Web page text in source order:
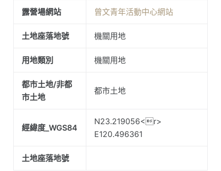
露營場網站 曾文青年活動中心網站
土地座落地號 機關用地
用地類別 機關用地
都市土地/非都
市土地
都市土地
經緯度_WGS84
N23.219056<r>
E120.496361
土地座落地號